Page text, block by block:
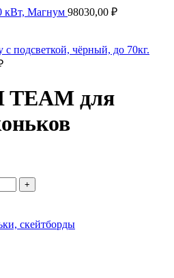
кВт, Магнум 98030,00 ₽
подсветкой, чёрный, до 70кг.
TEAM для
скейтборды